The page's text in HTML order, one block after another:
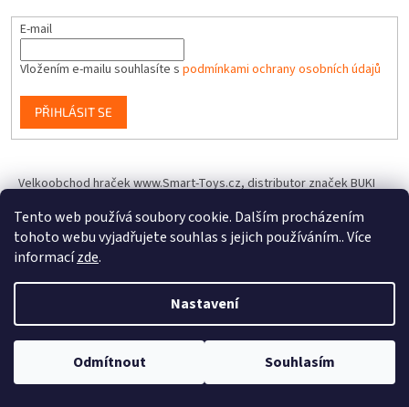
Tento web používá soubory cookie. Dalším procházením
tohoto webu vyjadřujete souhlas s jejich používáním.. Více
informacízde.
Nastavení
Odmítnout Souhlasím
E-mail
Vložením e-mailu souhlasíte s podmínkami ochrany osobních údajů
PŘIHLÁSIT SE
Velkoobchod hraček www.Smart-Toys.cz, distributor značek BUKI
Copyright 2026IQhracky.cz. Všechna práva vyhrazena.Upravit